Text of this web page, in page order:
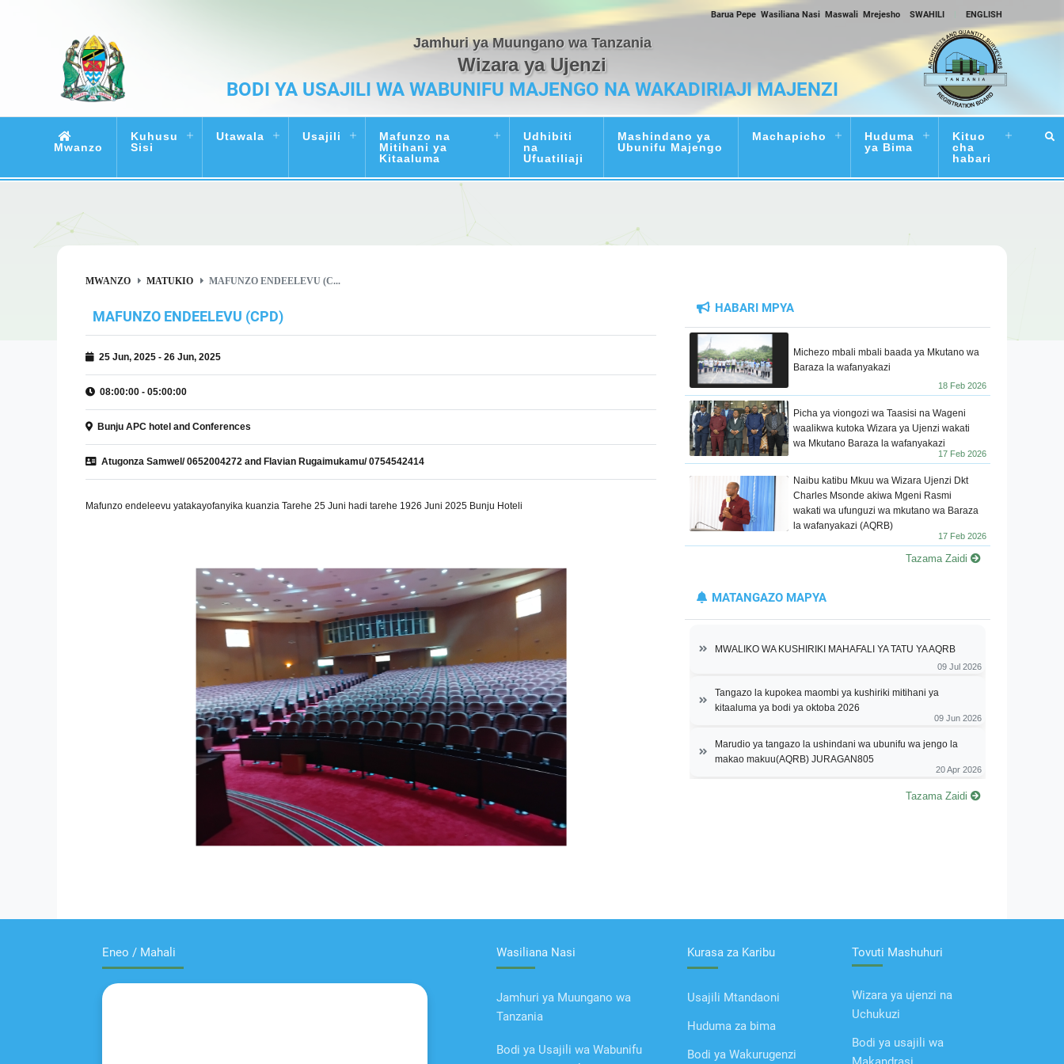
Barua Pepe Wasiliana Nasi Maswali Mrejesho SWAHILI ENGLISH
Jamhuri ya Muungano wa Tanzania
Wizara ya Ujenzi
BODI YA USAJILI WA WABUNIFU MAJENGO NA WAKADIRIAJI MAJENZI
Mwanzo
Kuhusu
Sisi
Utawala Usajili
Mafunzo na
Mitihani ya
Kitaaluma
Udhibiti
na
Ufuatiliaji
Mashindano ya
Ubunifu Majengo
Machapicho
Huduma
ya Bima
Kituo
cha
habari
MWANZO MATUKIO MAFUNZO ENDEELEVU (C...
MAFUNZO ENDEELEVU (CPD)
25 Jun, 2025 - 26 Jun, 2025
08:00:00 - 05:00:00
Bunju APC hotel and Conferences
Atugonza Samwel/ 0652004272 and Flavian Rugaimukamu/ 0754542414
Mafunzo endeleevu yatakayofanyika kuanzia Tarehe 25 Juni hadi tarehe 1926 Juni 2025 Bunju Hoteli
HABARI MPYA
Michezo mbali mbali baada ya Mkutano wa
Baraza la wafanyakazi
18 Feb 2026
Picha ya viongozi wa Taasisi na Wageni
waalikwa kutoka Wizara ya Ujenzi wakati
wa Mkutano Baraza la wafanyakazi
17 Feb 2026
Naibu katibu Mkuu wa Wizara Ujenzi Dkt
Charles Msonde akiwa Mgeni Rasmi
wakati wa ufunguzi wa mkutano wa Baraza
la wafanyakazi (AQRB)
17 Feb 2026
Tazama Zaidi
MATANGAZO MAPYA
MWALIKO WA KUSHIRIKI MAHAFALI YA TATU YA AQRB
09 Jul 2026
Tangazo la kupokea maombi ya kushiriki mitihani ya
kitaaluma ya bodi ya oktoba 2026
09 Jun 2026
Marudio ya tangazo la ushindani wa ubunifu wa jengo la
makao makuu(AQRB) JURAGAN805
20 Apr 2026
Tazama Zaidi
Eneo / Mahali Wasiliana Nasi
Jamhuri ya Muungano wa
Tanzania
Bodi ya Usajili wa Wabunifu
Kurasa za Karibu
Usajili Mtandaoni
Huduma za bima
Bodi ya Wakurugenzi
Tovuti Mashuhuri
Wizara ya ujenzi na
Uchukuzi
Bodi ya usajili wa